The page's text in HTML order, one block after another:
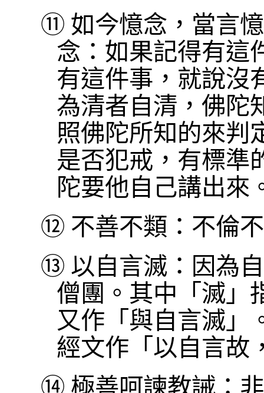
⑪ 如今憶念，當言
念：如果記得有這
有這件事，就說沒
為清者自清，佛陀
照佛陀所知的來判
是否犯戒，有標準
陀要他自己講出來
⑫ 不善不類：不倫
⑬ 以自言滅：因為
僧團。其中「滅」
又作「與自言滅」
經文作「以自言故
⑭ 極善呵諫教誡：